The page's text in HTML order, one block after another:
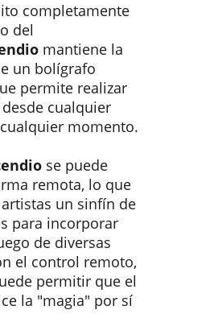
completamente
del
mantiene la
un bolígrafo
permite realizar
cualquier
momento.
se puede
remota, lo que
un sinfín de
para incorporar
de diversas
el control remoto,
permitir que el
la "magia" por sí